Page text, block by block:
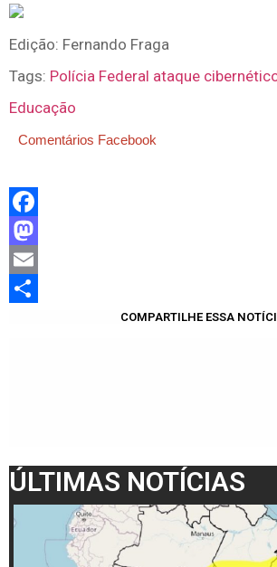
Edição: Fernando Fraga
Tags: Polícia Federal ataque
Educação
Comentários Facebook
Facebook
Mastodon
Email
COMPARTILHE ESSA
ÚLTIMAS NOTÍCIAS